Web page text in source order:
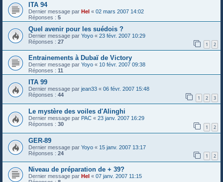
ITA 94
Dernier message par Hel « 02 mars 2007 14:02
Réponses : 5
Quel avenir pour les suédois ?
Dernier message par Yoyo « 23 févr. 2007 10:29
Réponses : 27 1 2
Entrainements à Dubaï de Victory
Dernier message par Yoyo « 10 févr. 2007 09:38
Réponses : 11
ITA 99
Dernier message par jean33 « 06 févr. 2007 15:48
Réponses : 44 1 2 3
Le mystère des voiles d'Alinghi
Dernier message par PAC « 23 janv. 2007 16:29
Réponses : 30 1 2
GER-89
Dernier message par Yoyo « 15 janv. 2007 13:17
Réponses : 24 1 2
Niveau de préparation de + 39?
Dernier message par Hel « 07 janv. 2007 11:15